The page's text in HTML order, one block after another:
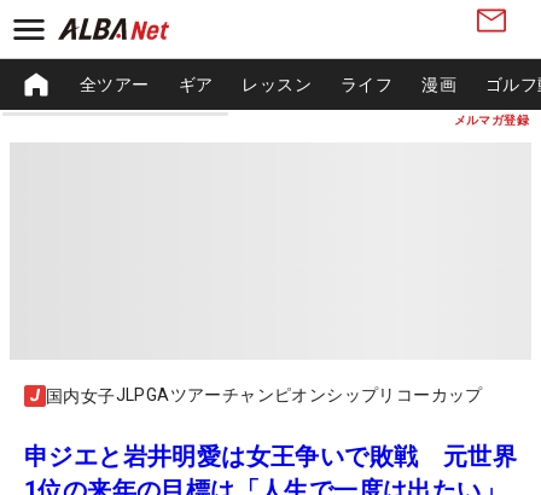
メルマガ登録
全ツアー ギア レッスン ライフ 漫画 ゴル
国内女子JLPGAツアーチャンピオンシップリコーカップ
申ジエと岩井明愛は女王争いで敗戦 元世界